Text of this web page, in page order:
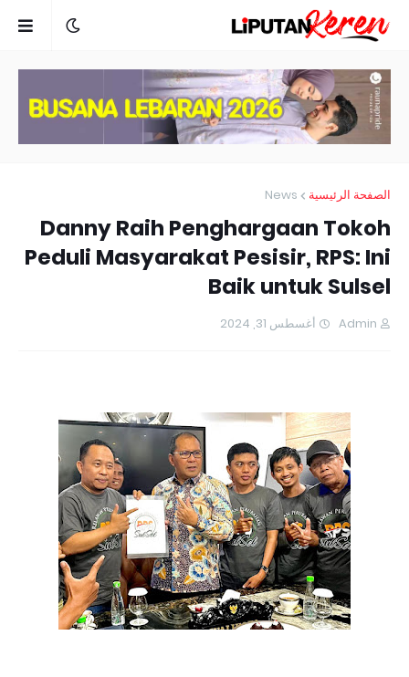
الصفحة الرئيسية News
Danny Raih Penghargaan Tokoh
Peduli Masyarakat Pesisir, RPS: Ini
Baik untuk Sulsel
Admin أغسطس 31, 2024